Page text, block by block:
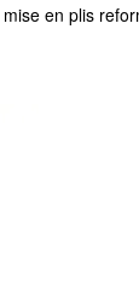
en plis